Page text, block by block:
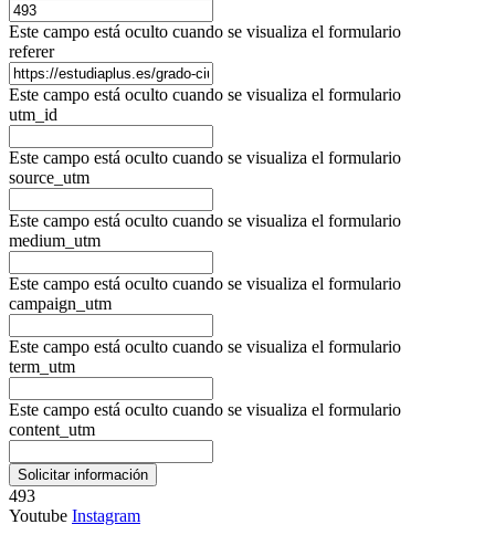
Este campo está oculto cuando se visualiza el formulario
referer
Este campo está oculto cuando se visualiza el formulario
utm_id
Este campo está oculto cuando se visualiza el formulario
source_utm
Este campo está oculto cuando se visualiza el formulario
medium_utm
Este campo está oculto cuando se visualiza el formulario
campaign_utm
Este campo está oculto cuando se visualiza el formulario
term_utm
Este campo está oculto cuando se visualiza el formulario
content_utm
493
Youtube Instagram